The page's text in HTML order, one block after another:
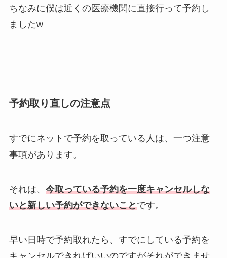
ちなみに僕は近くの医療機関に直接行って予約し
ましたw
予約取り直しの注意点
すでにネットで予約を取っている人は、一つ注意
事項があります。
それは、 今取っている予約を一度キャンセルしな
いと新しい予約ができないことです。
早い日時で予約取れたら、すでにしている予約を
キャンセルできればいいのですがそれができませ